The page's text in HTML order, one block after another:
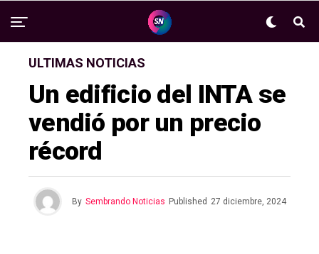
ULTIMAS NOTICIAS
Un edificio del INTA se
vendió por un precio
récord
By Sembrando Noticias Published 27 diciembre, 2024